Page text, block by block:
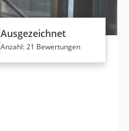
Ausgezeichnet
Anzahl: 21 Bewertungen